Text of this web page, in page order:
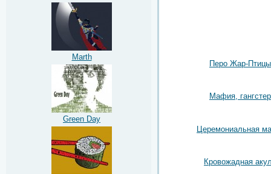
Marth
Green Day
Перо Жар-Птицы
Мафия, гангстер
Церемониальная
Кровожадная